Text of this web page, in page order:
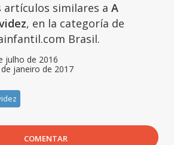
artículos similares a A
, en la categoría de
Brasil.
julho de 2016
janeiro de 2017
COMENTAR